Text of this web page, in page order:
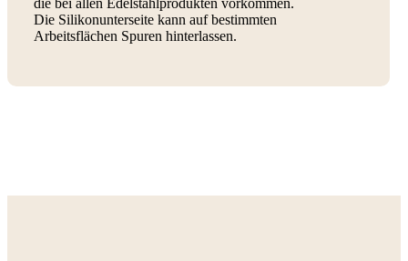
die bei allen Edelstahlprodukten vorkommen.
Die Silikonunterseite kann auf bestimmten
Arbeitsflächen Spuren hinterlassen.